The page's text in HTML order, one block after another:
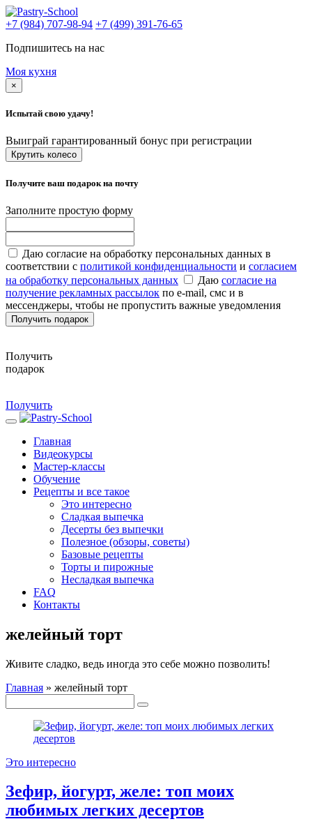
+7 (984) 707-98-94 +7 (499) 391-76-65
Подпишитесь на нас
Моя кухня
×
Испытай свою удачу!
Выиграй гарантированный бонус при регистрации
Крутить колесо
Получите ваш подарок на почту
Заполните простую форму
Даю согласие на обработку персональных данных в
соответствии с политикой конфиденциальности и согласием
на обработку персональных данных
Даю согласие на
получение рекламных рассылок по e-mail, смс и в
мессенджеры, чтобы не пропустить важные уведомления
Получить подарок
Получить
подарок
Получить
Главная
Видеокурсы
Мастер-классы
Обучение
Рецепты и все такое
Это интересно
Сладкая выпечка
Десерты без выпечки
Полезное (обзоры, советы)
Базовые рецепты
Торты и пирожные
Несладкая выпечка
FAQ
Контакты
желейный торт
Живите сладко, ведь иногда это себе можно позволить!
Главная » желейный торт
Это интересно
Зефир, йогурт, желе: топ моих
любимых легких десертов